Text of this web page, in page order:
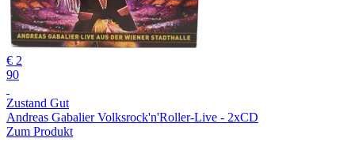
€ 2
90
Zustand Gut
Andreas Gabalier Volksrock'n'Roller-Live - 2xCD
Zum Produkt